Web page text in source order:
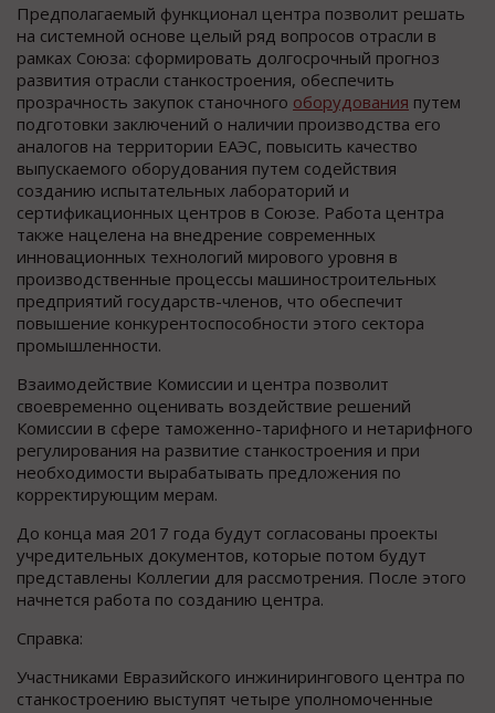
Предполагаемый функционал центра позволит решать
на системной основе целый ряд вопросов отрасли в
рамках Союза: сформировать долгосрочный прогноз
развития отрасли станкостроения, обеспечить
прозрачность закупок станочного оборудования путем
подготовки заключений о наличии производства его
аналогов на территории ЕАЭС, повысить качество
выпускаемого оборудования путем содействия
созданию испытательных лабораторий и
сертификационных центров в Союзе. Работа центра
также нацелена на внедрение современных
инновационных технологий мирового уровня в
производственные процессы машиностроительных
предприятий государств-членов, что обеспечит
повышение конкурентоспособности этого сектора
промышленности.
Взаимодействие Комиссии и центра позволит
своевременно оценивать воздействие решений
Комиссии в сфере таможенно-тарифного и нетарифного
регулирования на развитие станкостроения и при
необходимости вырабатывать предложения по
корректирующим мерам.
До конца мая 2017 года будут согласованы проекты
учредительных документов, которые потом будут
представлены Коллегии для рассмотрения. После этого
начнется работа по созданию центра.
Справка:
Участниками Евразийского инжинирингового центра по
станкостроению выступят четыре уполномоченные